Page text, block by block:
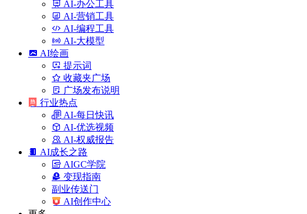
AI-办公工具
AI-营销工具
AI-编程工具
AI-大模型
AI绘画
提示词
收藏夹广场
广场发布说明
行业热点
AI-每日快讯
AI-优选视频
AI-权威报告
AI成长之路
AIGC学院
变现指南
副业传送门
AI创作中心